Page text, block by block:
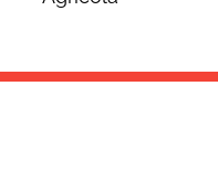
Crédito